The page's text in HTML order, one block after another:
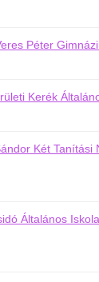
Péter
Kerék
Két Tanítási
Általános